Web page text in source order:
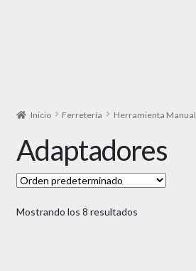
Inicio Ferretería Herramienta Manual
Adaptadores
Mostrando los 8 resultados